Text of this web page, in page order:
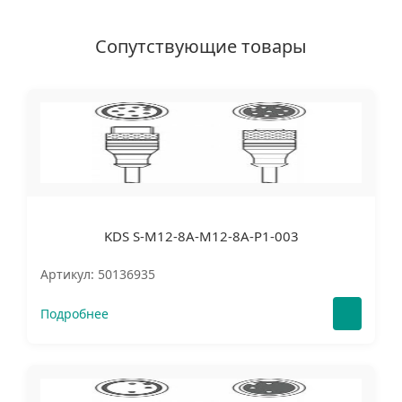
Сопутствующие товары
KDS S-M12-8A-M12-8A-P1-003
Артикул: 50136935
Подробнее